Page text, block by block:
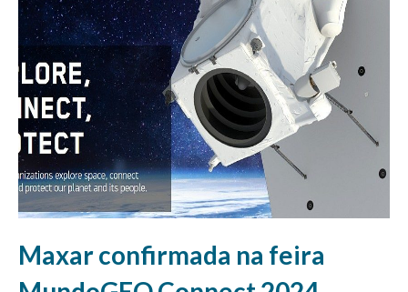
Maxar confirmada na feira